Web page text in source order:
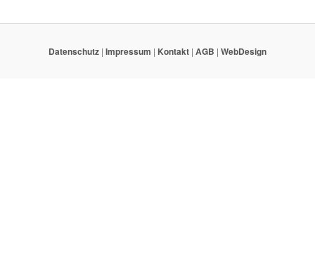
Datenschutz | Impressum | Kontakt | AGB | WebDesign